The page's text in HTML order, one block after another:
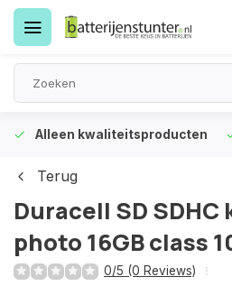
Alleen kwaliteitsproducten
Terug
Duracell SD
photo 16GB class
0/5 (0 Reviews)